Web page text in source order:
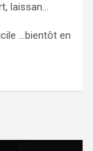
laissan...
...bientôt en